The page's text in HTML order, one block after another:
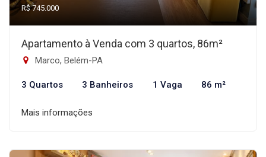
R$ 745.000
Apartamento à Venda com 3 quartos, 86m²
Marco, Belém-PA
3 Quartos 3 Banheiros 1 Vaga 86 m²
Mais informações